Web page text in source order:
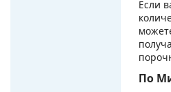
Если
По